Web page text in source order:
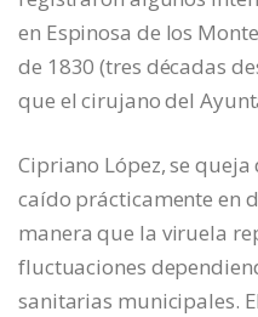
en Espinosa de los
de 1830 (tres décadas
que el cirujano del
Cipriano López, se
caído prácticamente en
manera que la viruela
fluctuaciones
sanitarias municipales.